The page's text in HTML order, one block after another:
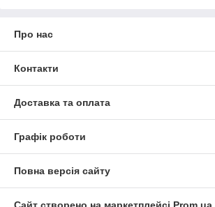
Про нас
Контакти
Доставка та оплата
Графік роботи
Повна версія сайту
Сайт створено на маркетплейсі Prom.ua